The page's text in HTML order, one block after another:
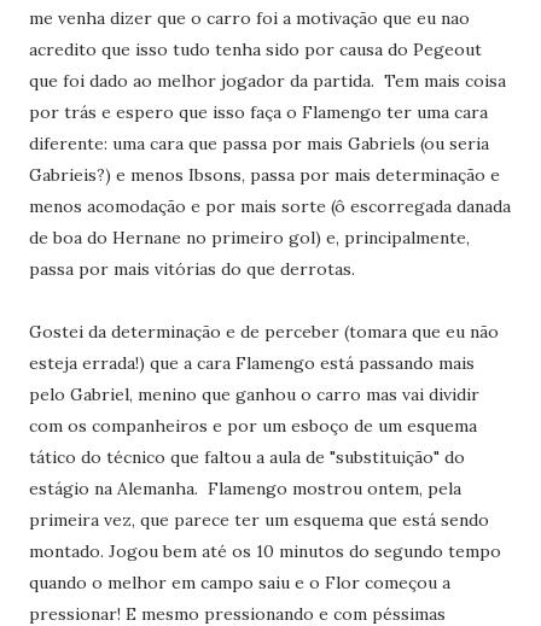
me venha dizer que o carro foi a motivação que eu nao
acredito que isso tudo tenha sido por causa do Pegeout
que foi dado ao melhor jogador da partida. Tem mais coisa
por trás e espero que isso faça o Flamengo ter uma cara
diferente: uma cara que passa por mais Gabriels (ou seria
Gabrieis?) e menos Ibsons, passa por mais determinação e
menos acomodação e por mais sorte (ô escorregada danada
de boa do Hernane no primeiro gol) e, principalmente,
passa por mais vitórias do que derrotas.
Gostei da determinação e de perceber (tomara que eu não
esteja errada!) que a cara Flamengo está passando mais
pelo Gabriel, menino que ganhou o carro mas vai dividir
com os companheiros e por um esboço de um esquema
tático do técnico que faltou a aula de "substituição" do
estágio na Alemanha. Flamengo mostrou ontem, pela
primeira vez, que parece ter um esquema que está sendo
montado. Jogou bem até os 10 minutos do segundo tempo
quando o melhor em campo saiu e o Flor começou a
pressionar! E mesmo pressionando e com péssimas